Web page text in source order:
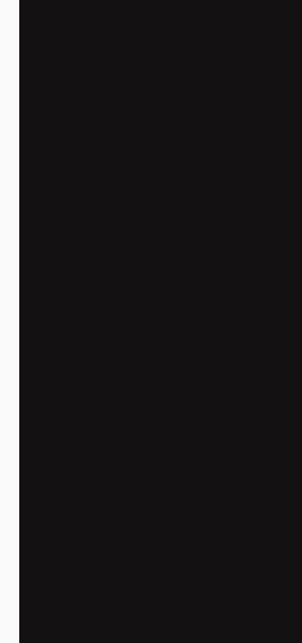
O sistema Nossa Bici
lançado no dia 07 de
bicicletas, 1 triciclo,
estacionamento das
manutenção com kit de
Após a inauguração, o
está acompanhando a
para avaliar sua